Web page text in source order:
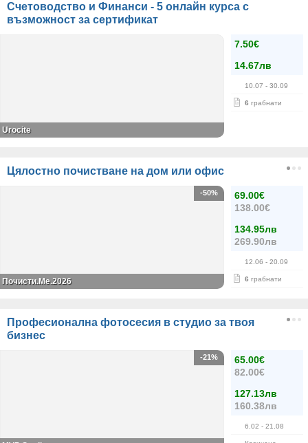
Счетоводство и Финанси - 5 онлайн курса с
възможност за сертификат
7.50€
14.67лв
10.07 - 30.09
6 грабнати
Urocite
Цялостно почистване на дом или офис
69.00€
138.00€
134.95лв
269.90лв
12.06 - 20.09
6 грабнати
-50%
Почисти.Ме.2026
Професионална фотосесия в студио за твоя
бизнес
65.00€
82.00€
127.13лв
160.38лв
6.02 - 21.08
-21%